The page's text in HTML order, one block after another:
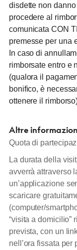
disdette non
procedere al
comunicata CON
premesse per una
In caso di
rimborsate entro e
(qualora il
bonifico, è
ottenere il
Altre
Quota di
La durata della
avverrà attraverso
un’applicazione
scaricare
(computer/
“visita a domicilio”
prevista, con un
nell’ora fissata